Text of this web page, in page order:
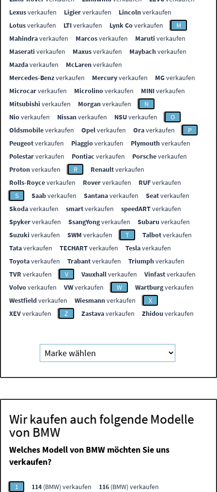
Lexusverkaufen Ligierverkaufen Lincolnverkaufen
Lotusverkaufen LTIverkaufen Lynk Coverkaufen
M
Mahindraverkaufen Marcosverkaufen Maruti verkaufen
Maserati verkaufen Maxusverkaufen Maybachverkaufen
Mazdaverkaufen McLarenverkaufen
Mercedes-Benzverkaufen Mercuryverkaufen MGverkaufen
Microcarverkaufen Microlinoverkaufen MINIverkaufen
Mitsubishi verkaufen Morganverkaufen
N
Nioverkaufen Nissanverkaufen NSUverkaufen
O
Oldsmobileverkaufen Opelverkaufen Oraverkaufen
P
Peugeotverkaufen Piaggioverkaufen Plymouthverkaufen
Polestarverkaufen Pontiac verkaufen Porscheverkaufen
Protonverkaufen R Renaultverkaufen
Rolls-Royceverkaufen Roververkaufen RUFverkaufen
S
Saabverkaufen Santanaverkaufen Seatverkaufen
Skodaverkaufen smartverkaufen speedARTverkaufen
Spykerverkaufen SsangYongverkaufen Subaru verkaufen
Suzuki verkaufen SWM verkaufen T Talbotverkaufen
Tataverkaufen TECHARTverkaufen Teslaverkaufen
Toyotaverkaufen Trabantverkaufen Triumphverkaufen
TVR verkaufen V Vauxhallverkaufen Vinfastverkaufen
Volvoverkaufen VWverkaufen W Wartburgverkaufen
Westfieldverkaufen Wiesmannverkaufen
X
XEVverkaufen Z Zastavaverkaufen Zhidou verkaufen
Wir kaufen auch folgende Modelle
von BMW
Welches Modell von BMW möchten Sie uns
verkaufen?
1 114 (BMW) verkaufen 116 (BMW) verkaufen